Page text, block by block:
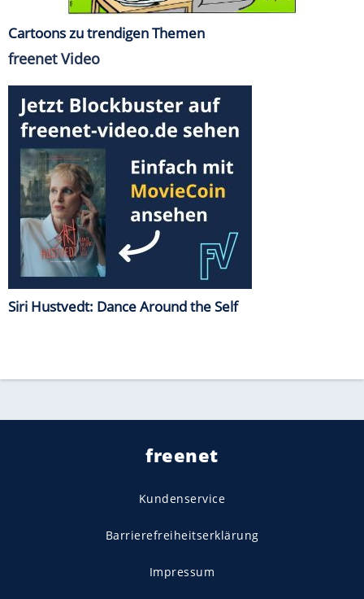
Cartoons zu trendigen Themen
freenet Video
Siri Hustvedt: Dance Around the Self
freenet
Kundenservice
Barrierefreiheitserklärung
Impressum